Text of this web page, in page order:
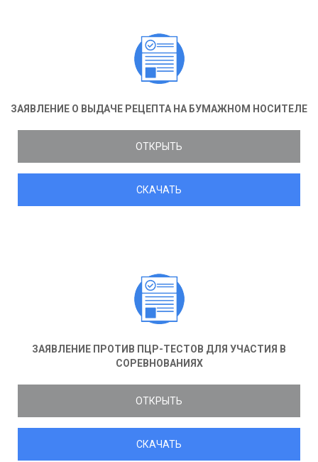
ЗАЯВЛЕНИЕ О ВЫДАЧЕ РЕЦЕПТА НА БУМАЖНОМ НОСИТЕЛЕ
ОТКРЫТЬ
СКАЧАТЬ
ЗАЯВЛЕНИЕ ПРОТИВ ПЦР-ТЕСТОВ ДЛЯ УЧАСТИЯ В
СОРЕВНОВАНИЯХ
ОТКРЫТЬ
СКАЧАТЬ